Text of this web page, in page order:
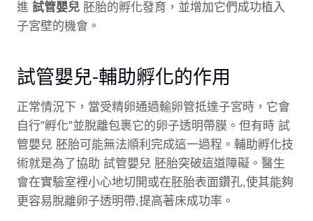
進 試管嬰兒 胚胎的孵化發育，並增加它們成功植入
子宮壁的機會。
試管嬰兒-輔助孵化的作用
正常情況下，當受精卵通過輸卵管抵達子宮時，它會
自行”孵化”並脫離包裹它的卵子透明帶膜。但有時 試
管嬰兒 胚胎可能無法順利完成這一過程。輔助孵化技
術就是為了協助 試管嬰兒 胚胎突破這道障礙。醫生
會在實驗室裡小心地切開或在胚胎表面鑽孔,使其能夠
更容易脫離卵子透明帶,提高著床成功率。